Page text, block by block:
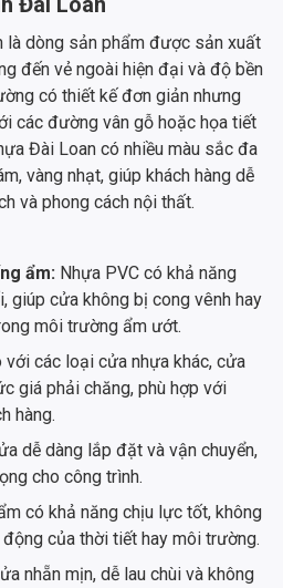
là dòng sản phẩm được sản xuất
đến vẻ ngoài hiện đại và độ bền
có thiết kế đơn giản nhưng
các đường vân gỗ hoặc họa tiết
Đài Loan có nhiều màu sắc đa
vàng nhạt, giúp khách hàng dễ
và phong cách nội thất.
ẩm: Nhựa PVC có khả năng
giúp cửa không bị cong vênh hay
môi trường ẩm ướt.
với các loại cửa nhựa khác, cửa
giá phải chăng, phù hợp với
hàng.
dễ dàng lắp đặt và vận chuyển,
cho công trình.
có khả năng chịu lực tốt, không
của thời tiết hay môi trường.
nhẵn mịn, dễ lau chùi và không